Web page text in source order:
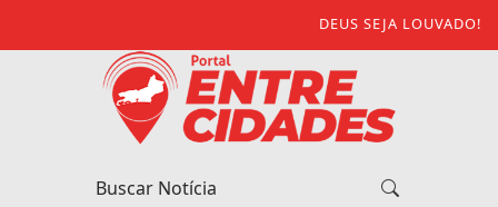
DEUS SEJA LOUVADO!